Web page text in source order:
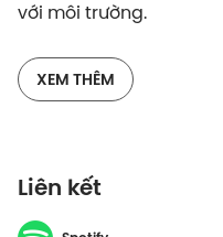
với môi trường.
Thiết kế nhà ở trong
kín với những phòng
ngôi nhà "tự thở", bằng
XEM THÊM
Liên kết